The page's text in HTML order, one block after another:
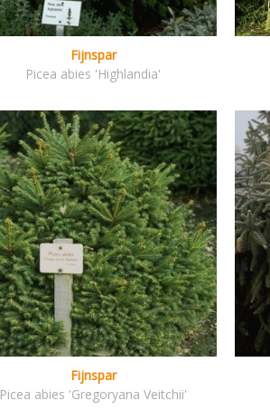
Fijnspar
Picea abies 'Highlandia'
Fijnspar
Picea abies 'Gregoryana Veitchii'